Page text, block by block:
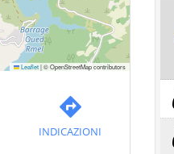
Leaflet |© OpenStreetMap contributors
INDICAZIONI